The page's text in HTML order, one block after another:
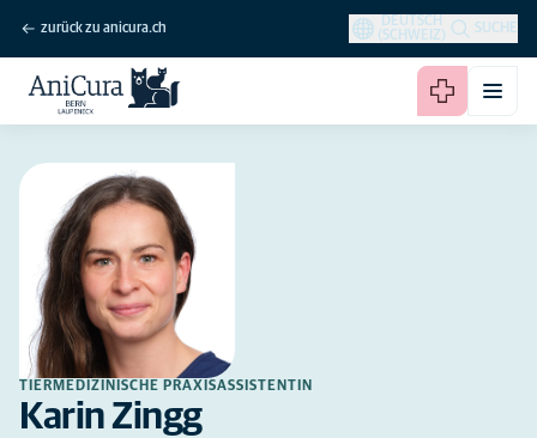
zurück zu anicura.ch
DEUTSCH
(SCHWEIZ)
SUCHE
TIERMEDIZINISCHE PRAXISASSISTENTIN
Karin Zingg